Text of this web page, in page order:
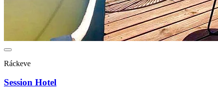
Ráckeve
Session Hotel